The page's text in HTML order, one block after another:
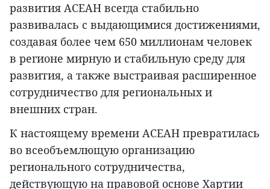
развития АСЕАН всегда стабильно
развивалась с выдающимися достижениями,
создавая более чем 650 миллионам человек
в регионе мирную и стабильную среду для
развития, а также выстраивая расширенное
сотрудничество для региональных и
внешних стран.
К настоящему времени АСЕАН превратилась
во всеобъемлющую организацию
регионального сотрудничества,
действующую на правовой основе Хартии